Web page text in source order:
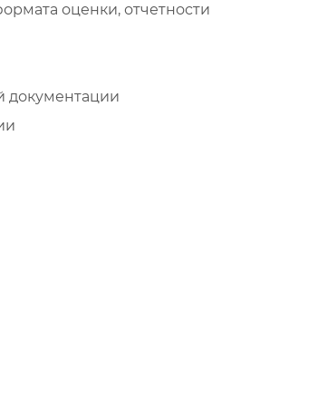
оценки, отчетности
документации